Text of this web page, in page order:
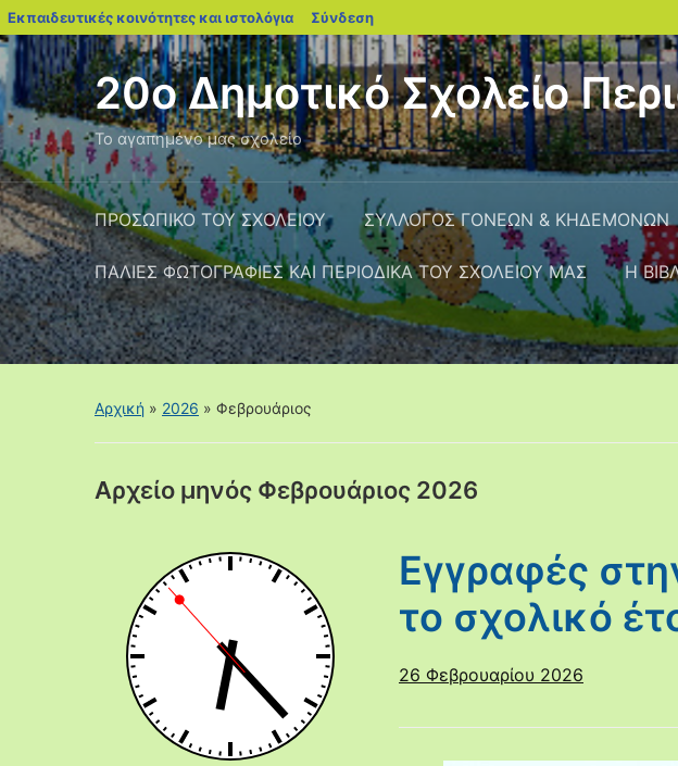
Εκπαιδευτικές κοινότητες και ιστολόγια blogs.sch.gr
Σύνδεση
20ο Δημοτικό Σχολείο
Το αγαπημένο μας σχολείο
ΠΡΟΣΩΠΙΚΟ ΤΟΥ ΣΧΟΛΕΙΟΥ ΣΥΛΛΟΓΟΣ ΓΟΝΕΩΝ & ΚΗΔΕΜΟΝΩΝ
ΠΑΛΙΕΣ ΦΩΤΟΓΡΑΦΙΕΣ ΚΑΙ ΠΕΡΙΟΔΙΚΑ ΤΟΥ ΣΧΟΛΕΙΟΥ ΜΑΣ Η
Αρχική » 2026 » Φεβρουάριος
Αρχείο μηνός Φεβρουάριος 2026
Εγγραφές
το σχολικό
26 Φεβρουαρίου 2026